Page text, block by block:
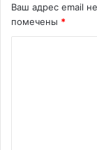
Ваш адрес email
помечены *